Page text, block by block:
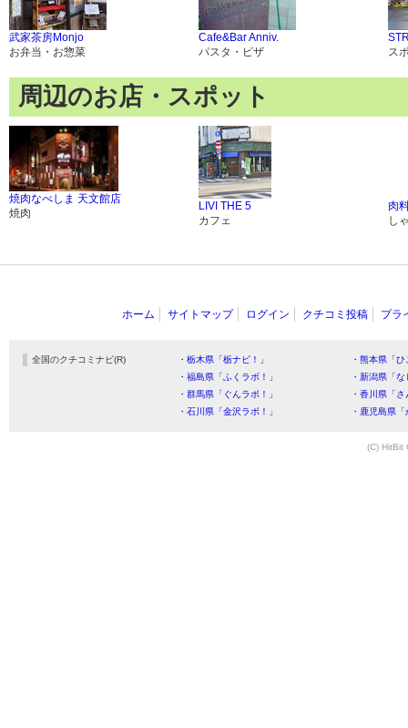
武家茶房Monjo
お弁当・お惣菜
Cafe&Bar Anniv.
パスタ・ピザ
ス
周辺のお店・スポット
焼肉なべしま 天文館店
焼肉
LIVI THE 5
カフェ
肉
し
ホーム サイトマップ ログイン クチコミ投稿 プラ
全国のクチコミナビ(R) ・栃木県「栃ナビ！」
・熊本県「
・福島県「ふくラボ！」
・新潟県「
・群馬県「ぐんラボ！」
・香川県「
・石川県「金沢ラボ！」
・鹿児島県
(C) HitBit